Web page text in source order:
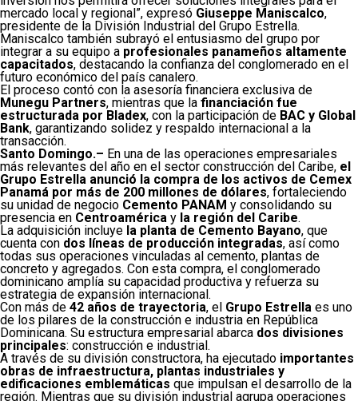
mercado local y regional”, expresó Giuseppe Maniscalco,
presidente de la División Industrial del Grupo Estrella.
Maniscalco también subrayó el entusiasmo del grupo por
integrar a su equipo a profesionales panameños altamente
capacitados, destacando la confianza del conglomerado en el
futuro económico del país canalero.
El proceso contó con la asesoría financiera exclusiva de
Munegu Partners, mientras que la financiación fue
estructurada por Bladex, con la participación de BAC y Global
Bank, garantizando solidez y respaldo internacional a la
transacción.
Santo Domingo.– En una de las operaciones empresariales
más relevantes del año en el sector construcción del Caribe, el
Grupo Estrella anunció la compra de los activos de Cemex
Panamá por más de 200 millones de dólares, fortaleciendo
su unidad de negocio Cemento PANAM y consolidando su
presencia en Centroamérica y la región del Caribe.
La adquisición incluye la planta de Cemento Bayano, que
cuenta con dos líneas de producción integradas, así como
todas sus operaciones vinculadas al cemento, plantas de
concreto y agregados. Con esta compra, el conglomerado
dominicano amplía su capacidad productiva y refuerza su
estrategia de expansión internacional.
Con más de 42 años de trayectoria, el Grupo Estrella es uno
de los pilares de la construcción e industria en República
Dominicana. Su estructura empresarial abarca dos divisiones
principales: construcción e industrial.
A través de su división constructora, ha ejecutado importantes
obras de infraestructura, plantas industriales y
edificaciones emblemáticas que impulsan el desarrollo de la
región. Mientras que su división industrial agrupa operaciones